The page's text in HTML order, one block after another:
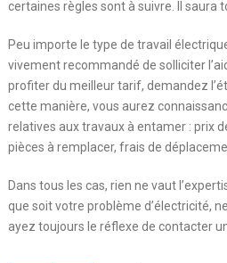
certaines règles sont à suivre. Il saura
Peu importe le type de travail
vivement recommandé de solliciter
profiter du meilleur tarif, demandez
cette manière, vous aurez
relatives aux travaux à entamer : prix
pièces à remplacer, frais de
Dans tous les cas, rien ne vaut
que soit votre problème d’électricité,
ayez toujours le réflexe de contacter